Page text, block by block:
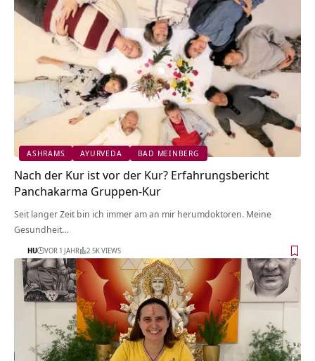
ASHRAMS AYURVEDA BAD MEINBERG
Nach der Kur ist vor der Kur? Erfahrungsbericht
Panchakarma Gruppen-Kur
Seit langer Zeit bin ich immer am an mir herumdoktoren. Meine
Gesundheit…
HU VOR 1 JAHR 2.5K VIEWS